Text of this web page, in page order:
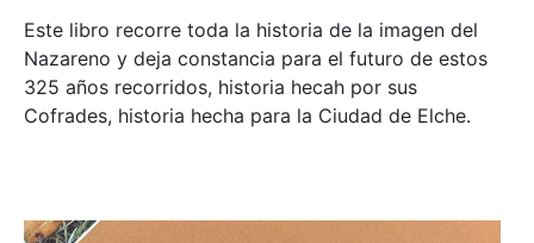
Este libro recorre toda la historia de la imagen del
Nazareno y deja constancia para el futuro de estos
325 años recorridos, historia hecah por sus
Cofrades, historia hecha para la Ciudad de Elche.